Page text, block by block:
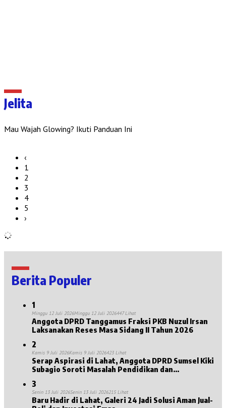
Jelita
Mau Wajah Glowing? Ikuti Panduan Ini
‹
1
2
3
4
5
›
Berita Populer
1
Minggu 12 Juli 2026Minggu 12 Juli 2026447 Lihat
Anggota DPRD Tanggamus Fraksi PKB Nuzul Irsan
Laksanakan Reses Masa Sidang II Tahun 2026
2
Kamis 9 Juli 2026Kamis 9 Juli 2026423 Lihat
Serap Aspirasi di Lahat, Anggota DPRD Sumsel Kiki
Subagio Soroti Masalah Pendidikan dan
3
Senin 13 Juli 2026Senin 13 Juli 2026215 Lihat
Baru Hadir di Lahat, Galeri 24 Jadi Solusi Aman Jual-